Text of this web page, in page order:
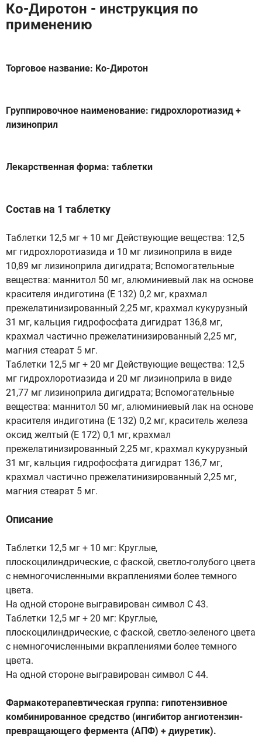
Ко-Диротон - инструкция по
применению
Торговое название: Ко-Диротон
Группировочное наименование: гидрохлоротиазид +
лизиноприл
Лекарственная форма: таблетки
Состав на 1 таблетку
Таблетки 12,5 мг + 10 мг Действующие вещества: 12,5
мг гидрохлоротиазида и 10 мг лизиноприла в виде
10,89 мг лизиноприла дигидрата; Вспомогательные
вещества: маннитол 50 мг, алюминиевый лак на основе
красителя индиготина (Е 132) 0,2 мг, крахмал
прежелатинизированный 2,25 мг, крахмал кукурузный
31 мг, кальция гидрофосфата дигидрат 136,8 мг,
крахмал частично прежелатинизированный 2,25 мг,
магния стеарат 5 мг.
Таблетки 12,5 мг + 20 мг Действующие вещества: 12,5
мг гидрохлоротиазида и 20 мг лизиноприла в виде
21,77 мг лизиноприла дигидрата; Вспомогательные
вещества: маннитол 50 мг, алюминиевый лак на основе
красителя индиготина (Е 132) 0,2 мг, краситель железа
оксид желтый (Е 172) 0,1 мг, крахмал
прежелатинизированный 2,25 мг, крахмал кукурузный
31 мг, кальция гидрофосфата дигидрат 136,7 мг,
крахмал частично прежелатинизированный 2,25 мг,
магния стеарат 5 мг.
Описание
Таблетки 12,5 мг + 10 мг: Круглые,
плоскоцилиндрические, с фаской, светло-голубого цвета
с немногочисленными вкраплениями более темного
цвета.
На одной стороне выгравирован символ С 43.
Таблетки 12,5 мг + 20 мг: Круглые,
плоскоцилиндрические, с фаской, светло-зеленого цвета
с немногочисленными вкраплениями более темного
цвета.
На одной стороне выгравирован символ С 44.
Фармакотерапевтическая группа: гипотензивное
комбинированное средство (ингибитор ангиотензин-
превращающего фермента (АПФ) + диуретик).